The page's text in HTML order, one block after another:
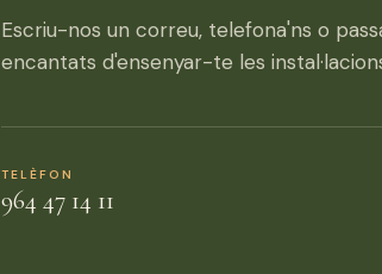
Escriu-nos un correu, telefona'ns o
encantats d'ensenyar-te les
TELÈFON
964 47 14 11